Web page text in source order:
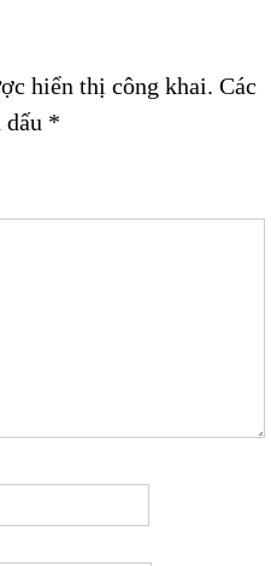
hiển thị công khai. Các
*